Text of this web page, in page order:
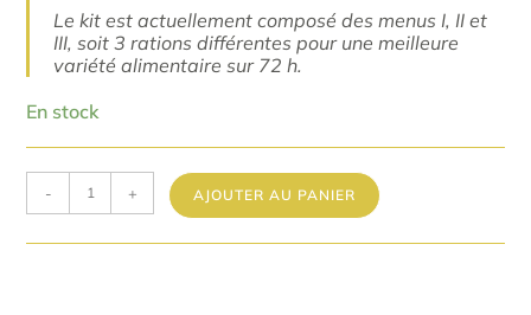
Le kit est actuellement composé des menus I, II et
III, soit 3 rations différentes pour une meilleure
variété alimentaire sur 72 h.
En stock
- + AJOUTER AU PANIER